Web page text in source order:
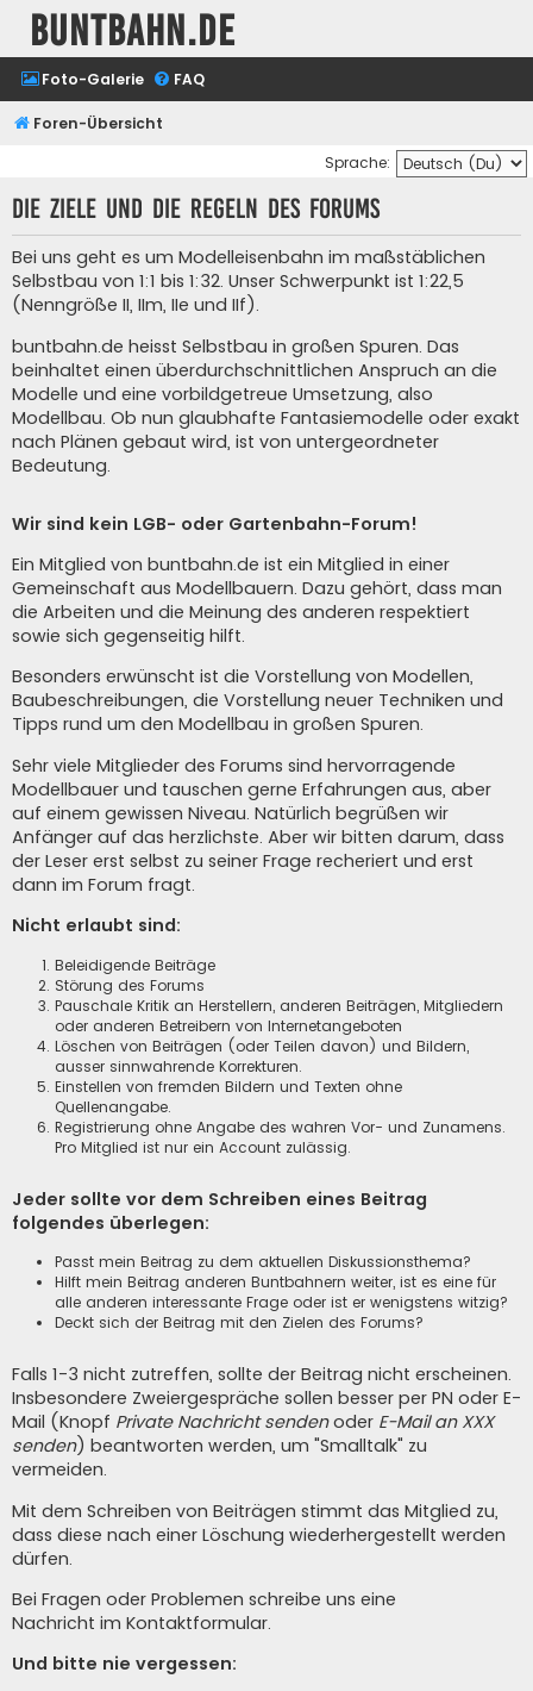
buntbahn.de
Foto-Galerie FAQ
Foren-Übersicht
Sprache:
Die Ziele und die Regeln des Forums
Bei uns geht es um Modelleisenbahn im maßstäblichen
Selbstbau von 1:1 bis 1:32. Unser Schwerpunkt ist 1:22,5
(Nenngröße II, IIm, IIe und IIf).
buntbahn.de heisst Selbstbau in großen Spuren. Das
beinhaltet einen überdurchschnittlichen Anspruch an die
Modelle und eine vorbildgetreue Umsetzung, also
Modellbau. Ob nun glaubhafte Fantasiemodelle oder exakt
nach Plänen gebaut wird, ist von untergeordneter
Bedeutung.
Wir sind kein LGB- oder Gartenbahn-Forum!
Ein Mitglied von buntbahn.de ist ein Mitglied in einer
Gemeinschaft aus Modellbauern. Dazu gehört, dass man
die Arbeiten und die Meinung des anderen respektiert
sowie sich gegenseitig hilft.
Besonders erwünscht ist die Vorstellung von Modellen,
Baubeschreibungen, die Vorstellung neuer Techniken und
Tipps rund um den Modellbau in großen Spuren.
Sehr viele Mitglieder des Forums sind hervorragende
Modellbauer und tauschen gerne Erfahrungen aus, aber
auf einem gewissen Niveau. Natürlich begrüßen wir
Anfänger auf das herzlichste. Aber wir bitten darum, dass
der Leser erst selbst zu seiner Frage recheriert und erst
dann im Forum fragt.
Nicht erlaubt sind:
Beleidigende Beiträge
Störung des Forums
Pauschale Kritik an Herstellern, anderen Beiträgen, Mitgliedern
oder anderen Betreibern von Internetangeboten
Löschen von Beiträgen (oder Teilen davon) und Bildern,
ausser sinnwahrende Korrekturen.
Einstellen von fremden Bildern und Texten ohne
Quellenangabe.
Registrierung ohne Angabe des wahren Vor- und Zunamens.
Pro Mitglied ist nur ein Account zulässig.
Jeder sollte vor dem Schreiben eines Beitrag
folgendes überlegen:
Passt mein Beitrag zu dem aktuellen Diskussionsthema?
Hilft mein Beitrag anderen Buntbahnern weiter, ist es eine für
alle anderen interessante Frage oder ist er wenigstens witzig?
Deckt sich der Beitrag mit den Zielen des Forums?
Falls 1-3 nicht zutreffen, sollte der Beitrag nicht erscheinen.
Insbesondere Zweiergespräche sollen besser per PN oder E-
Mail (Knopf Private Nachricht sendenoder E-Mail an XXX
senden) beantworten werden, um "Smalltalk" zu
vermeiden.
Mit dem Schreiben von Beiträgen stimmt das Mitglied zu,
dass diese nach einer Löschung wiederhergestellt werden
dürfen.
Bei Fragen oder Problemen schreibe uns eine
Nachricht im Kontaktformular.
Und bitte nie vergessen: